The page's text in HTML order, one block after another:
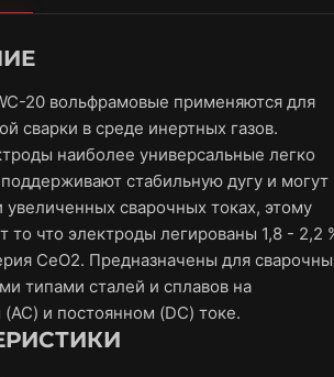
20 вольфрамовые применяются для
сварки в среде инертных газов.
наиболее универсальные легко
стабильную дугу и могут
увеличенных сварочных токах, этому
то что электроды легированы 1,8 - 2,2
CeO2. Предназначены для
типами сталей и сплавов на
и постоянном (DC) токе.